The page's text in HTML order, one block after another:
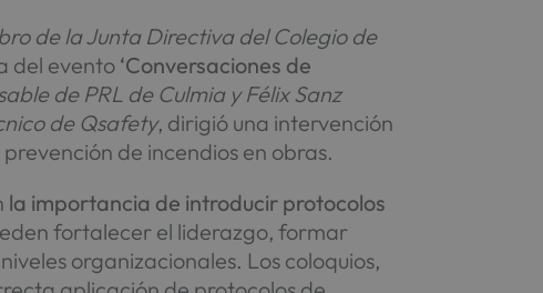
de la Junta Directiva del Colegio de
del evento ‘Conversaciones de
de PRL de Culmia y Félix Sanz
de Qsafety, dirigió una intervención
de incendios en obras.
la importancia de introducir protocolos
fortalecer el liderazgo, formar
organizacionales. Los coloquios,